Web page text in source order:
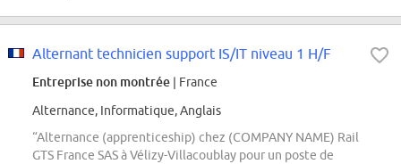
Alternant technicien support IS/IT niveau 1 H/F
Entreprise non montrée | France
Alternance, Informatique, Anglais
“Alternance (apprenticeship) chez (COMPANY NAME) Rail
GTS France SAS à Vélizy-Villacoublay pour un poste de